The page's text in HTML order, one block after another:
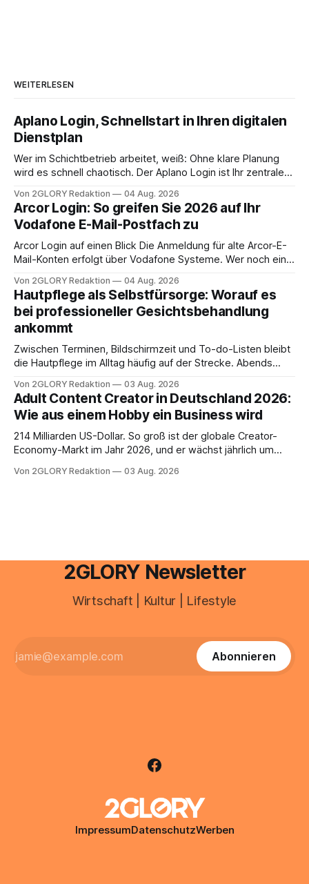
WEITERLESEN
Aplano Login, Schnellstart in Ihren digitalen
Dienstplan
Wer im Schichtbetrieb arbeitet, weiß: Ohne klare Planung
wird es schnell chaotisch. Der Aplano Login ist Ihr zentraler
abwesenheiten und die gesamte kommunikation rund um
Ihr personal digital zu organisieren. In diesem Leitfaden
erfahren Sie alles, was Sie für einen reibungslosen Einstieg
brauchen, von der Registrierung
Von 2GLORY Redaktion 04 Aug. 2026
Arcor Login: So greifen Sie 2026 auf Ihr
Vodafone E-Mail-Postfach zu
Arcor Login auf einen Blick Die Anmeldung für alte Arcor-E-
Mail-Konten erfolgt über Vodafone Systeme. Wer noch eine
besitzt, loggt sich heute über das Vodafone E-Mail & Cloud
Portal ein. Der klassische Arcor Login über mail.
Von 2GLORY Redaktion 04 Aug. 2026
Hautpflege als Selbstfürsorge: Worauf es
bei professioneller Gesichtsbehandlung
ankommt
Zwischen Terminen, Bildschirmzeit und To-do-Listen bleibt
die Hautpflege im Alltag häufig auf der Strecke. Abends
Drogerie – mehr ist zeitlich oft nicht drin. Dabei reagiert die
Haut empfindlich auf Stress, Schlafmangel und
Umwelteinflüsse: Sie wirkt müde, spannt oder neigt zu
Unreinheiten. Professionelle
Von 2GLORY Redaktion 03 Aug. 2026
Adult Content Creator in Deutschland 2026:
Wie aus einem Hobby ein Business wird
214 Milliarden US-Dollar. So groß ist der globale Creator-
Economy-Markt im Jahr 2026, und er wächst jährlich um
ist längst ein ernstzunehmender Wirtschaftszweig. Weltweit
Von 2GLORY Redaktion 03 Aug. 2026
2GLORY Newsletter
Wirtschaft | Kultur | Lifestyle
Abonnieren
ImpressumDatenschutzWerben